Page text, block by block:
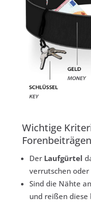
Wichtige
Forenbeiträgen
Der Laufgürtel
verrutschen oder
Sind die Nähte
und reißen